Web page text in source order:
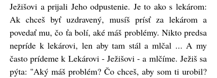
Ježišovi a prijali Jeho odpustenie. Je to ako s lekárom:
Ak chceš byť uzdravený, musíš prísť za lekárom a
povedať mu, čo ťa bolí, aké máš problémy. Nikto predsa
nepríde k lekárovi, len aby tam stál a mlčal ... A my
často prídeme k Lekárovi - Ježišovi - a mlčíme. Ježiš sa
pýta: "Aký máš problém? Čo chceš, aby som ti urobil?